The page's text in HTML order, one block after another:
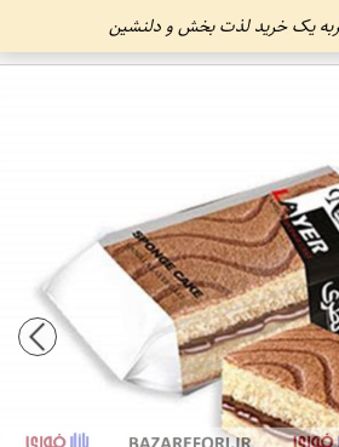
یک خرید لذت بخش و دلنشین